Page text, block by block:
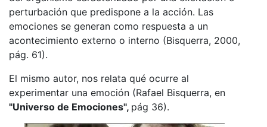
perturbación que predispone a la acción. Las
emociones se generan como respuesta a un
acontecimiento externo o interno (Bisquerra, 2000,
pág. 61).
El mismo autor, nos relata qué ocurre al
experimentar una emoción (Rafael Bisquerra, en
"Universo de Emociones", pág 36).